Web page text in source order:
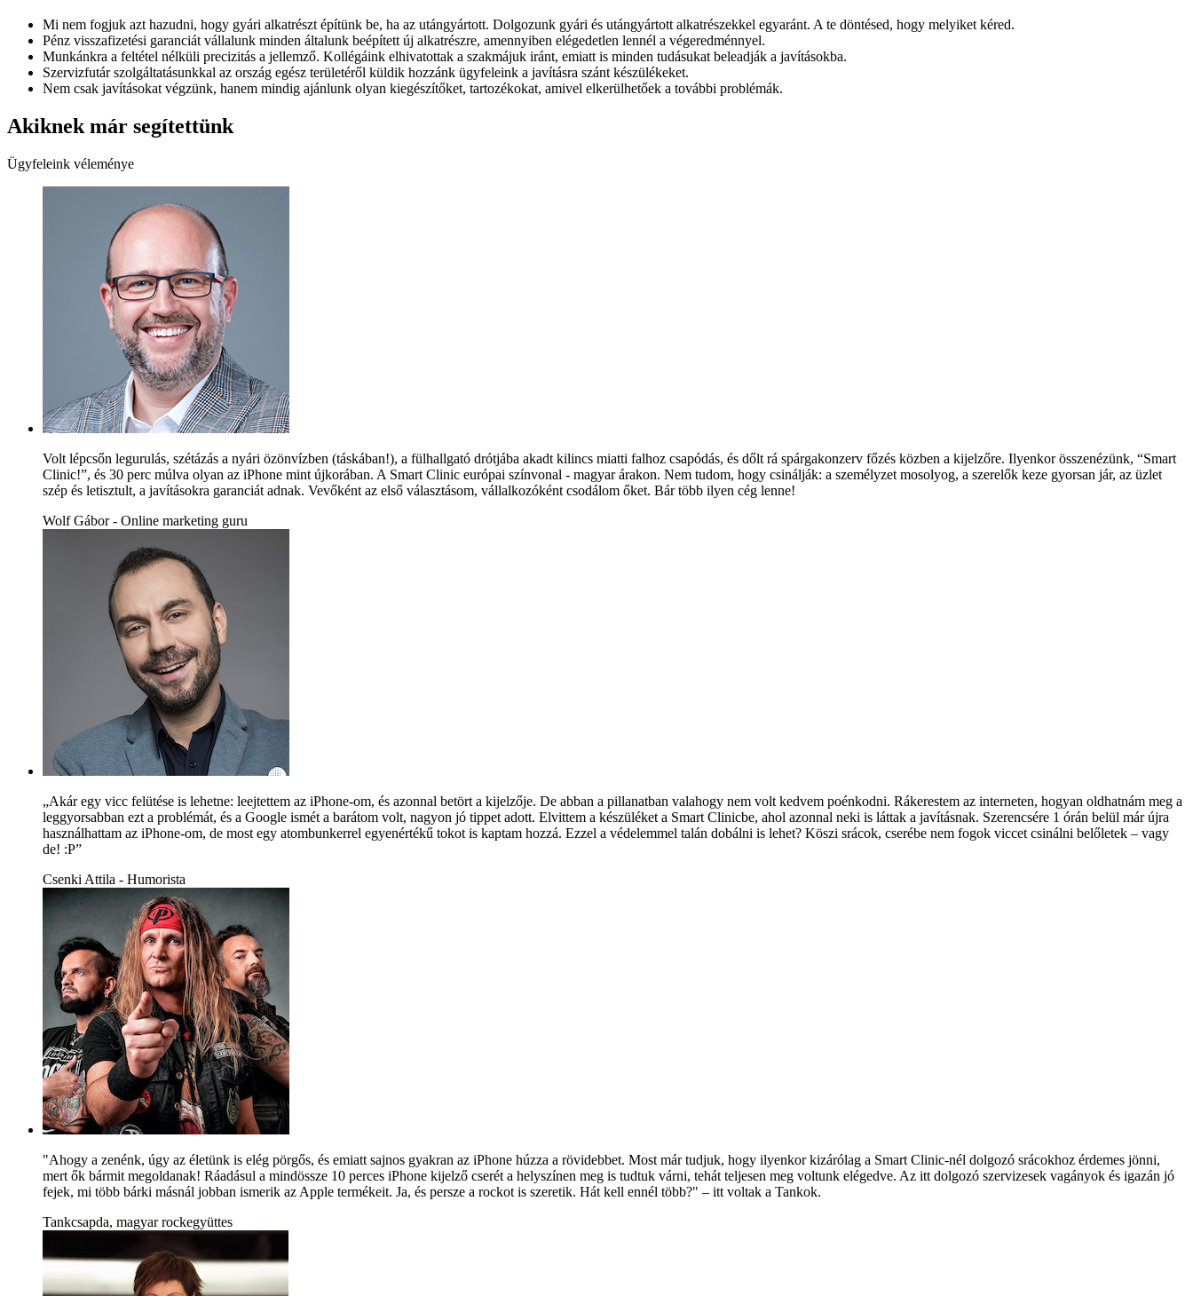
Mi nem fogjuk azt hazudni, hogy gyári alkatrészt építünk be, ha az utángyártott. Dolgozunk gyári és utángyártott alkatrészekkel egyaránt. A te döntésed, hogy melyiket kéred.
Pénz visszafizetési garanciát vállalunk minden általunk beépített új alkatrészre, amennyiben elégedetlen lennél a végeredménnyel.
Munkánkra a feltétel nélküli precizitás a jellemző. Kollégáink elhivatottak a szakmájuk iránt, emiatt is minden tudásukat beleadják a javításokba.
Szervizfutár szolgáltatásunkkal az ország egész területéről küldik hozzánk ügyfeleink a javításra szánt készülékeket.
Nem csak javításokat végzünk, hanem mindig ajánlunk olyan kiegészítőket, tartozékokat, amivel elkerülhetőek a további problémák.
Akiknek már segítettünk
Ügyfeleink véleménye
Volt lépcsőn legurulás, szétázás a nyári özönvízben (táskában!), a fülhallgató drótjába akadt kilincs miatti falhoz csapódás, és dőlt rá spárgakonzerv főzés közben a kijelzőre. Ilyenkor összenézünk, “Smart
Clinic!”, és 30 perc múlva olyan az iPhone mint újkorában. A Smart Clinic európai színvonal - magyar árakon. Nem tudom, hogy csinálják: a személyzet mosolyog, a szerelők keze gyorsan jár, az üzlet
szép és letisztult, a javításokra garanciát adnak. Vevőként az első választásom, vállalkozóként csodálom őket. Bár több ilyen cég lenne!
Wolf Gábor - Online marketing guru
„Akár egy vicc felütése is lehetne: leejtettem az iPhone-om, és azonnal betört a kijelzője. De abban a pillanatban valahogy nem volt kedvem poénkodni. Rákerestem az interneten, hogyan oldhatnám meg a
leggyorsabban ezt a problémát, és a Google ismét a barátom volt, nagyon jó tippet adott. Elvittem a készüléket a Smart Clinicbe, ahol azonnal neki is láttak a javításnak. Szerencsére 1 órán belül már újra
használhattam az iPhone-om, de most egy atombunkerrel egyenértékű tokot is kaptam hozzá. Ezzel a védelemmel talán dobálni is lehet? Köszi srácok, cserébe nem fogok viccet csinálni belőletek – vagy
de! :P”
Csenki Attila - Humorista
"Ahogy a zenénk, úgy az életünk is elég pörgős, és emiatt sajnos gyakran az iPhone húzza a rövidebbet. Most már tudjuk, hogy ilyenkor kizárólag a Smart Clinic-nél dolgozó srácokhoz érdemes jönni,
mert ők bármit megoldanak! Ráadásul a mindössze 10 perces iPhone kijelző cserét a helyszínen meg is tudtuk várni, tehát teljesen meg voltunk elégedve. Az itt dolgozó szervizesek vagányok és igazán jó
fejek, mi több bárki másnál jobban ismerik az Apple termékeit. Ja, és persze a rockot is szeretik. Hát kell ennél több?" – itt voltak a Tankok.
Tankcsapda, magyar rockegyüttes